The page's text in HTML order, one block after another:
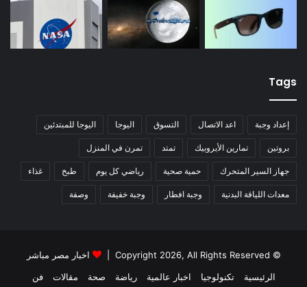
Tags
إعداد وجبة اعد الاتصال التسوق اليوجا اليوجا للمبتدئين
بروتين تمارين الأيروبيك تمتد تمرن في المنزل
جهاز السير المتحرك حمية صحية رياضي كل يوم طبخ غذاء
معدات اللياقة البدنية وجبة افطار وجبة خفيفة وصفة
© Copyright 2026, All Rights Reserved |
اخبار مصر مباشر
الرئيسية
تكنولوجيا اخبار عالمية رياضة صحة مقالات فن